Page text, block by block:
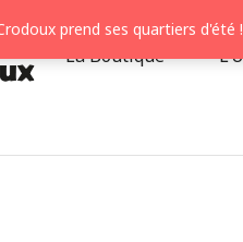
prend ses quartiers
La Boutique